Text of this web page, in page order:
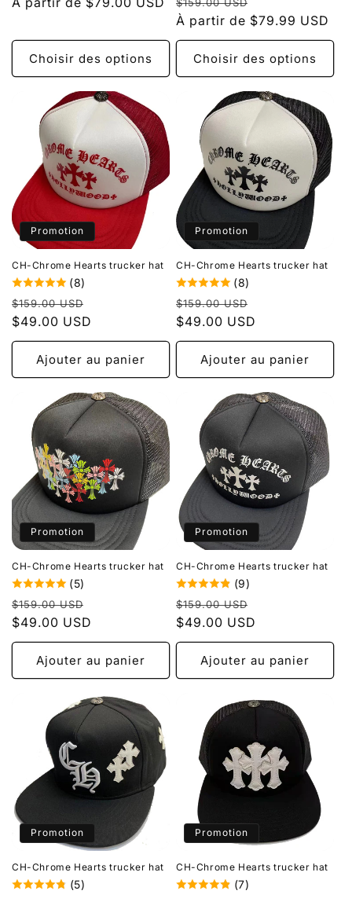
Choisir des options
habituel
promotionnel
À partir de $79.99 USD
Choisir des options
Promotion
CH-Chrome Hearts trucker hat
(8)
Prix
habituel
$159.00 USD
promotionnel
$49.00 USD
Ajouter au panier
Promotion
CH-Chrome Hearts trucker hat
(8)
Prix
habituel
$159.00 USD
$49.00 USD
Ajouter au panier
Promotion
CH-Chrome Hearts trucker hat
(5)
Prix
habituel
$159.00 USD
promotionnel
$49.00 USD
Ajouter au panier
Promotion
CH-Chrome Hearts trucker hat
(9)
Prix
habituel
$159.00 USD
$49.00 USD
Ajouter au panier
Promotion
CH-Chrome Hearts trucker hat
(5)
Promotion
CH-Chrome Hearts trucker hat
(7)